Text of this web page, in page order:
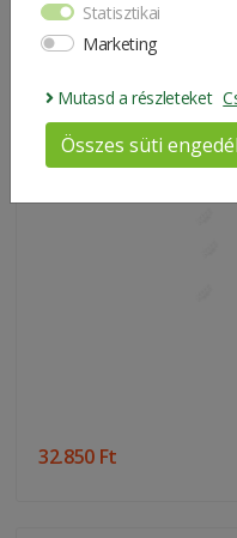
31.900 Ft
Grease Dispensing Unit-
32.850 Ft
Statisztikai
Marketing
Mutasd a részleteket
Összes süti